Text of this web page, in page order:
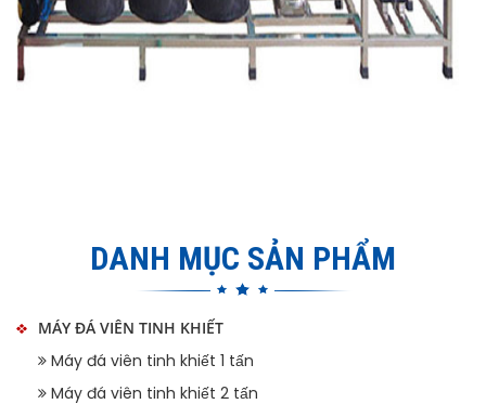
DANH MỤC SẢN PHẨM
MÁY ĐÁ VIÊN TINH KHIẾT
Máy đá viên tinh khiết 1 tấn
Máy đá viên tinh khiết 2 tấn